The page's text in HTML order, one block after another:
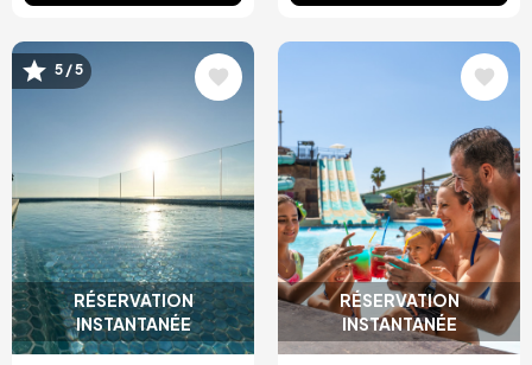
RÉSERVATION
INSTANTANÉE
Image
5 / 5
RÉSERVATION
INSTANTANÉE